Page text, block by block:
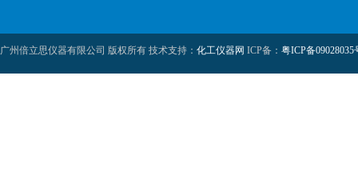
广州倍立思仪器有限公司 版权所有 技术支持： 化工仪器网 ICP备： 粤ICP备09028035